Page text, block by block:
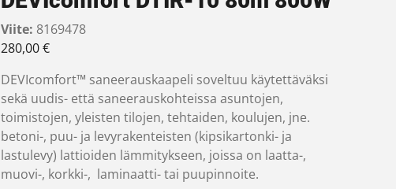
Viite: 8169478
280,00€
DEVIcomfort™ saneerauskaapeli soveltuu käytettäväksi
sekä uudis- että saneerauskohteissa asuntojen,
toimistojen, yleisten tilojen, tehtaiden, koulujen, jne.
betoni-, puu- ja levyrakenteisten (kipsikartonki- ja
lastulevy) lattioiden lämmitykseen, joissa on laatta-,
muovi-, korkki-, laminaatti- tai puupinnoite.